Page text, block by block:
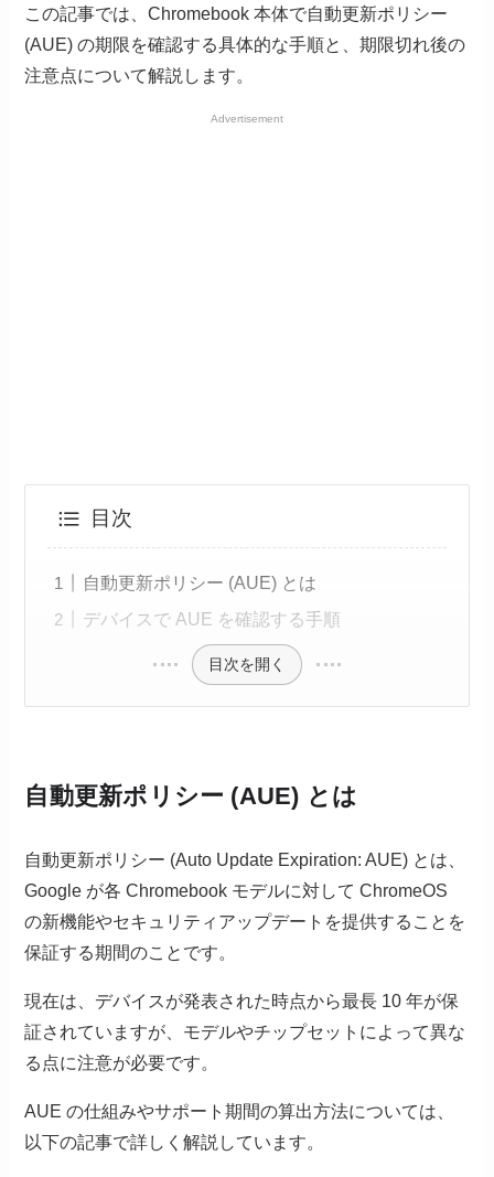
この記事では、Chromebook 本体で自動更新ポリシー
(AUE) の期限を確認する具体的な手順と、期限切れ後の
注意点について解説します。
Advertisement
目次
自動更新ポリシー (AUE) とは
デバイスで AUE を確認する手順
目次を開く
自動更新ポリシー (AUE) とは
自動更新ポリシー (Auto Update Expiration: AUE) とは、
Google が各 Chromebook モデルに対して ChromeOS
の新機能やセキュリティアップデートを提供することを
保証する期間のことです。
現在は、デバイスが発表された時点から最長 10 年が保
証されていますが、モデルやチップセットによって異な
る点に注意が必要です。
AUE の仕組みやサポート期間の算出方法については、
以下の記事で詳しく解説しています。